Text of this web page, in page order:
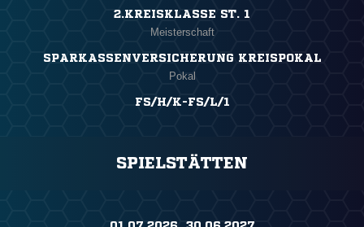
2.KREISKLASSE ST. 1
Meisterschaft
SPARKASSENVERSICHERUNG KREISPOKAL
Pokal
FS/H/K-FS/L/1
SPIELSTÄTTEN